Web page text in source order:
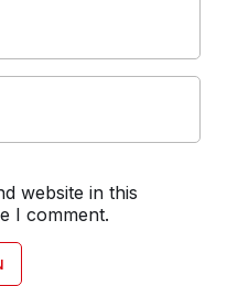
website in this
I comment.